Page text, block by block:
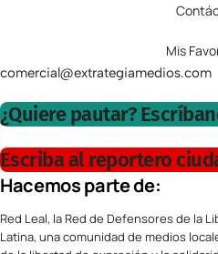
Mis
comercial@extrategiamedios.com
¿Quiere pautar?
Escriba al reportero
Hacemos parte de:
Red Leal, la Red de Defensores de la
Latina, una comunidad de medios